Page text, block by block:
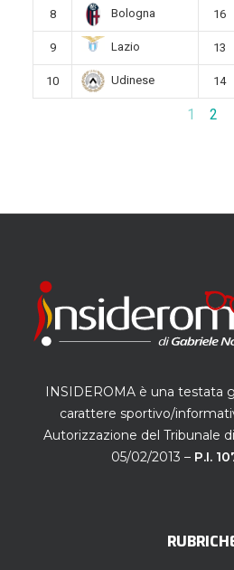
8 Bologna 16
9 Lazio 13
10 Udinese 14
1 2
INSIDEROMA è una testata
carattere sportivo/
Autorizzazione del Tribunale
05/02/2013 – P.I.